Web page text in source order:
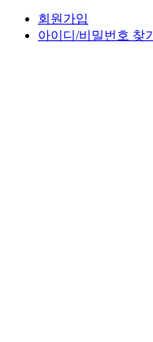
회원가입
아이디/비밀번호 찾기